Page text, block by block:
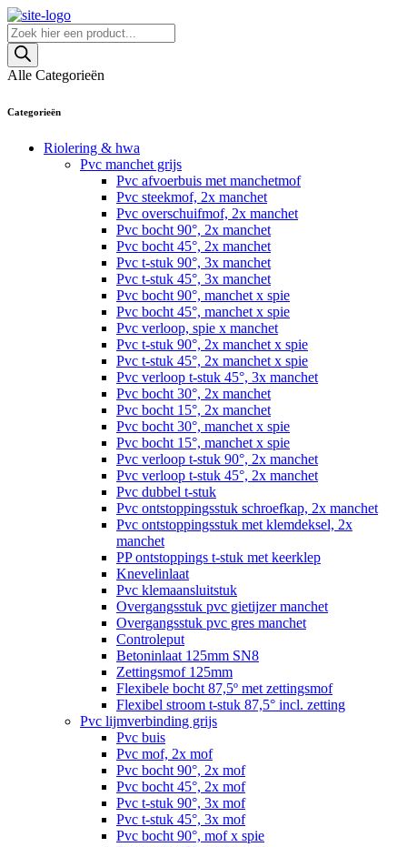
Skip
to
content
Producten
zoeken
Alle Categorieën
Categorieën
Riolering & hwa
Pvc manchet grijs
Pvc afvoerbuis met manchetmof
Pvc steekmof, 2x manchet
Pvc overschuifmof, 2x manchet
Pvc bocht 90°, 2x manchet
Pvc bocht 45°, 2x manchet
Pvc t-stuk 90°, 3x manchet
Pvc t-stuk 45°, 3x manchet
Pvc bocht 90°, manchet x spie
Pvc bocht 45°, manchet x spie
Pvc verloop, spie x manchet
Pvc t-stuk 90°, 2x manchet x spie
Pvc t-stuk 45°, 2x manchet x spie
Pvc verloop t-stuk 45°, 3x manchet
Pvc bocht 30°, 2x manchet
Pvc bocht 15°, 2x manchet
Pvc bocht 30°, manchet x spie
Pvc bocht 15°, manchet x spie
Pvc verloop t-stuk 90°, 2x manchet
Pvc verloop t-stuk 45°, 2x manchet
Pvc dubbel t-stuk
Pvc ontstoppingsstuk schroefkap, 2x manchet
Pvc ontstoppingsstuk met klemdeksel, 2x
manchet
PP ontstoppings t-stuk met keerklep
Knevelinlaat
Pvc klemaansluitstuk
Overgangsstuk pvc gietijzer manchet
Overgangsstuk pvc gres manchet
Controleput
Betoninlaat 125mm SN8
Zettingsmof 125mm
Flexibele bocht 87,5º met zettingsmof
Flexibel stroom t-stuk 87,5° incl. zetting
Pvc lijmverbinding grijs
Pvc buis
Pvc mof, 2x mof
Pvc bocht 90°, 2x mof
Pvc bocht 45°, 2x mof
Pvc t-stuk 90°, 3x mof
Pvc t-stuk 45°, 3x mof
Pvc bocht 90°, mof x spie